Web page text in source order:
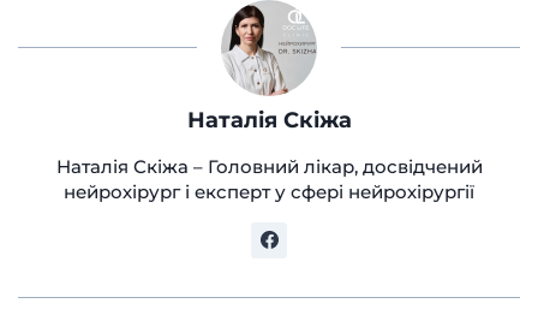
Наталія Скіжа
Наталія Скіжа – Головний лікар, досвідчений
нейрохірург і експерт у сфері нейрохірургії